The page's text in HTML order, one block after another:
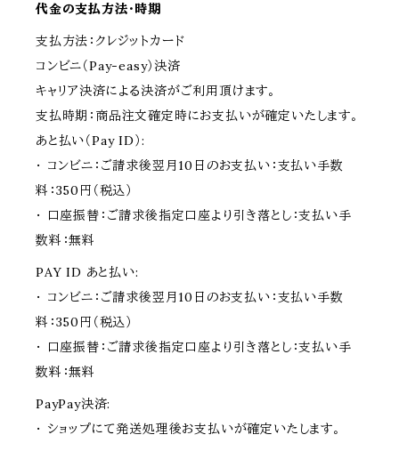
代金の支払方法・時期
支払方法：クレジットカード
コンビニ（Pay-easy）決済
キャリア決済による決済がご利用頂けます。
支払時期：商品注文確定時にお支払いが確定いたします。
あと払い（Pay ID）:
・ コンビニ：ご請求後翌月10日のお支払い：支払い手数
料：350円（税込）
・ 口座振替：ご請求後指定口座より引き落とし：支払い手
数料：無料
PAY ID あと払い:
・ コンビニ：ご請求後翌月10日のお支払い：支払い手数
料：350円（税込）
・ 口座振替：ご請求後指定口座より引き落とし：支払い手
数料：無料
PayPay決済:
・ ショップにて発送処理後お支払いが確定いたします。